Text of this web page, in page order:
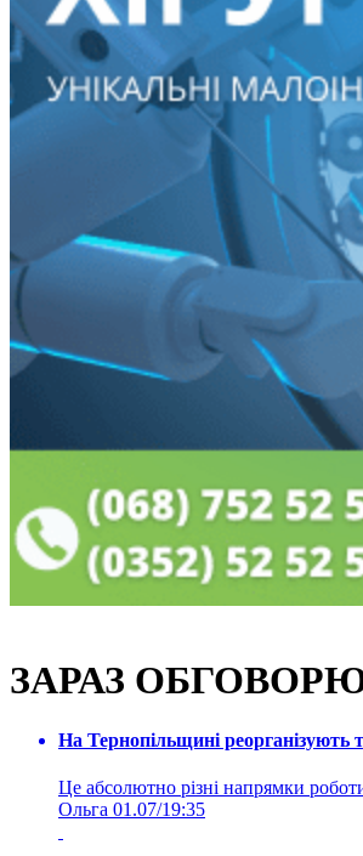
ЗАРАЗ
На Тернопільщині реорганізують
Це абсолютно різні напрямки
Ольга 01.07/19:35